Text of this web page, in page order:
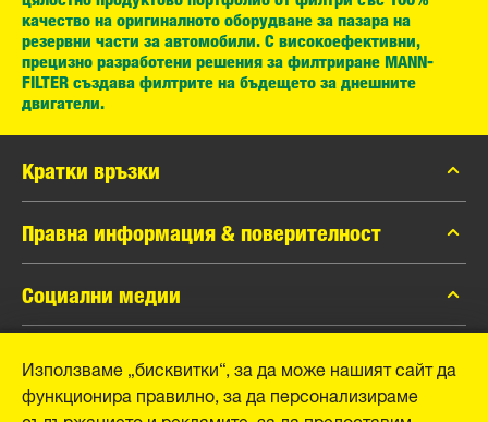
качество на оригиналното оборудване за пазара на
резервни части за автомобили. С високоефективни,
прецизно разработени решения за филтриране MANN-
FILTER създава филтрите на бъдещето за днешните
двигатели.
Кратки връзки
каталог MANN-FILTER
Контакти
Правна информация & поверителност
Защита на личните данни
Официално уведомление
Отпечатък
Социални медии
Instagram
MANN+HUMMEL GmbH
Използваме „бисквитки“, за да може нашият сайт да
функционира правилно, за да персонализираме